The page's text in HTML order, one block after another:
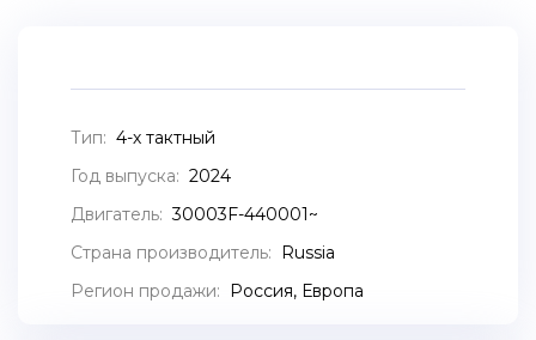
Тип: 4-х тактный
Год выпуска: 2024
Двигатель: 30003F-440001~
Страна производитель: Russia
Регион продажи: Россия, Европа